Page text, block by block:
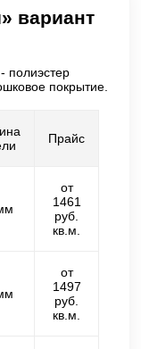
вариант
полиэстер
покрытие.
Прайс
от
1461
руб.
кв.м.
от
1497
руб.
кв.м.